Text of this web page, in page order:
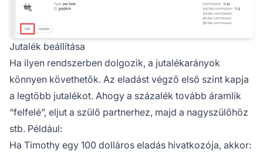
Jutalék beállítása
Ha ilyen rendszerben dolgozik, a jutalékarányok
könnyen követhetők. Az eladást végző első szint kapja
a legtöbb jutalékot. Ahogy a százalék tovább áramlik
“felfelé”, eljut a szülő partnerhez, majd a nagyszülőhöz
stb. Például:
Ha Timothy egy 100 dolláros eladás hivatkozója, akkor: